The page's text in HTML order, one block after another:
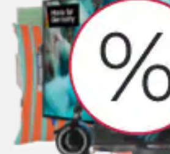
rostfreiem...
WENKO
Ursprünglicher Preis
UVP
Aktueller Preis 20,79 €